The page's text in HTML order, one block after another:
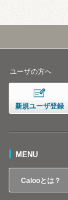
ユーザの方へ
新規ユーザ登録
MENU
Calooとは？